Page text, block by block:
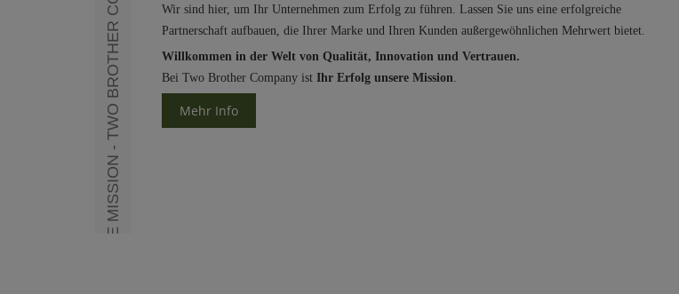
UNSERE MISSION - TWO BROTHER COMPANY
Wir sind hier, um Ihr Unternehmen zum Erfolg zu führen. Lassen Sie uns eine erfolgreiche
Partnerschaft aufbauen, die Ihrer Marke und Ihren Kunden außergewöhnlichen Mehrwert bietet.
Willkommen in der Welt von Qualität, Innovation und Vertrauen.
Bei Two Brother Company ist Ihr Erfolg unsere Mission.
Mehr Info